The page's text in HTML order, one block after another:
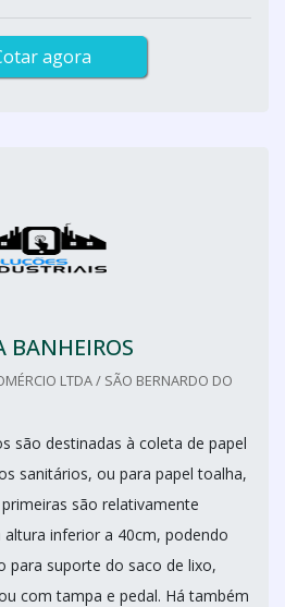
agora
BANHEIROS
LTDA / SÃO BERNARDO DO
são destinadas à coleta de papel
sanitários, ou para papel toalha,
são relativamente
inferior a 40cm, podendo
para suporte do saco de lixo,
com tampa e pedal. Há também